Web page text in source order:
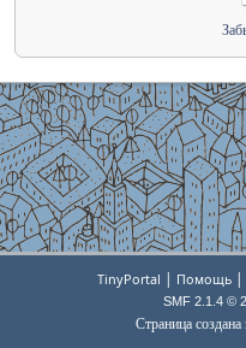
TinyPortal | Помощь |
SMF 2.1.4 ©
Страница